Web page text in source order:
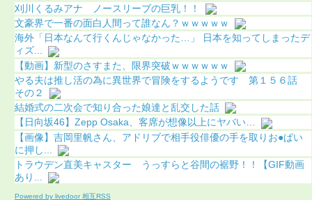
刈川くるみアナ ノースリーブの巨乳！！
文豪界で一番の面白人間って誰なん？ｗｗｗｗｗ
海外「日本なんて行くんじゃなかった…」 日本を知ってしまったデ
ィズ...
【動画】新型のさすまた、限界突破ｗｗｗｗｗｗ
やる夫は推し活の為に異世界で冒険をするようです 第１５６話
その２
結婚式の二次会で知り合った娘達と乱交した話
【日向坂46】Zepp Osaka、客席が想像以上にヤバい…
【画像】吉岡里帆さん、アドリブで相手役俳優の手を取りお●ぱい
に押し...
トラウデン直美キャスター うっすらと谷間の裾野！！【GIF動画
あり...
Powered by livedoor 相互RSS